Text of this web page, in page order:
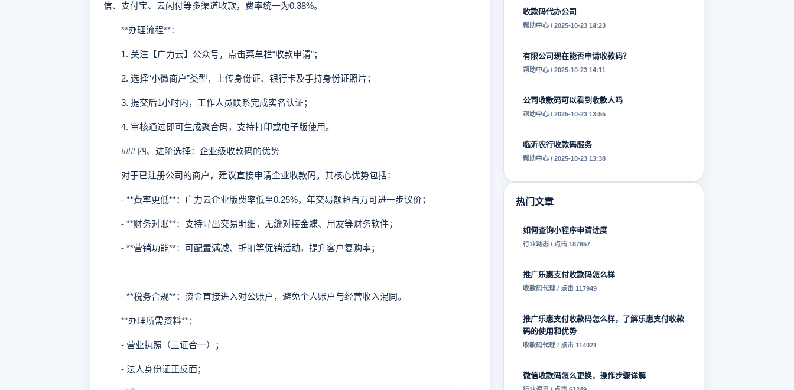
信、支付宝、云闪付等多渠道收款，费率统一为0.38%。
**办理流程**：
1. 关注【广力云】公众号，点击菜单栏“收款申请”；
2. 选择“小微商户”类型，上传身份证、银行卡及手持身份证照片；
3. 提交后1小时内，工作人员联系完成实名认证；
4. 审核通过即可生成聚合码，支持打印或电子版使用。
### 四、进阶选择：企业级收款码的优势
对于已注册公司的商户，建议直接申请企业收款码。其核心优势包括：
- **费率更低**：广力云企业版费率低至0.25%，年交易额超百万可进一步议价；
- **财务对账**：支持导出交易明细，无缝对接金蝶、用友等财务软件；
- **营销功能**：可配置满减、折扣等促销活动，提升客户复购率；
- **税务合规**：资金直接进入对公账户，避免个人账户与经营收入混同。
**办理所需资料**：
- 营业执照（三证合一）；
- 法人身份证正反面；
收款码代办公司
帮助中心 / 2025-10-23 14:23
有限公司现在能否申请收款码？
帮助中心 / 2025-10-23 14:11
公司收款码可以看到收款人吗
帮助中心 / 2025-10-23 13:55
临沂农行收款码服务
帮助中心 / 2025-10-23 13:38
热门文章
如何查询小程序申请进度
行业动态 / 点击 187657
推广乐惠支付收款码怎么样
收款码代理 / 点击 117949
推广乐惠支付收款码怎么样，了解乐惠支付收款
码的使用和优势
收款码代理 / 点击 114021
微信收款码怎么更换，操作步骤详解